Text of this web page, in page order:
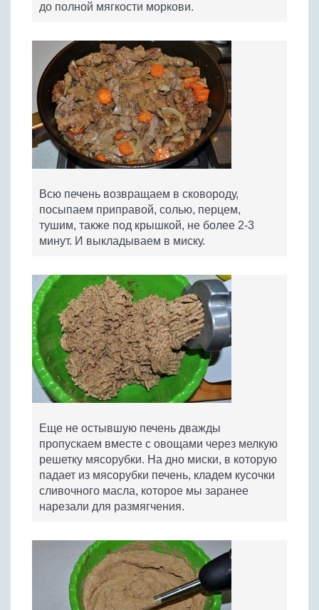
до полной мягкости моркови.
Всю печень возвращаем в сковороду,
посыпаем приправой, солью, перцем,
тушим, также под крышкой, не более 2-3
минут. И выкладываем в миску.
Еще не остывшую печень дважды
пропускаем вместе с овощами через мелкую
решетку мясорубки. На дно миски, в которую
падает из мясорубки печень, кладем кусочки
сливочного масла, которое мы заранее
нарезали для размягчения.